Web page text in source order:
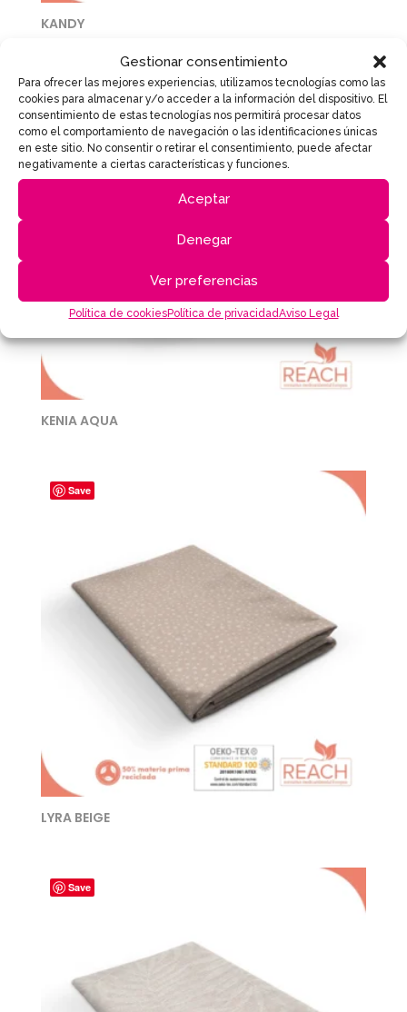
Gestionar consentimiento
Para ofrecer las mejores experiencias, utilizamos tecnologías como las
cookies para almacenar y/o acceder a la información del dispositivo. El
consentimiento de estas tecnologías nos permitirá procesar datos
como el comportamiento de navegación o las identificaciones únicas
en este sitio. No consentir o retirar el consentimiento, puede afectar
negativamente a ciertas características y funciones.
Aceptar
Denegar
Ver preferencias
Política de cookiesPolítica de privacidadAviso Legal
KANDY
Save
KENIA AQUA
Save
LYRA BEIGE
Save